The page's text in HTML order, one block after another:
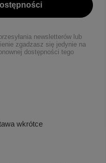
newsletterów lub
zgadzasz się jedynie na
dostępności tego
wkrótce